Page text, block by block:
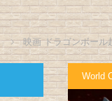
映画 ドラゴンボール
World